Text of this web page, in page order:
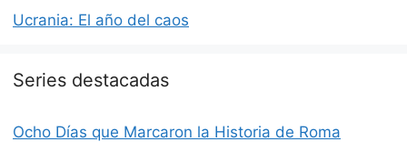
Ucrania: El año del caos
Series destacadas
Ocho Días que Marcaron la Historia de Roma